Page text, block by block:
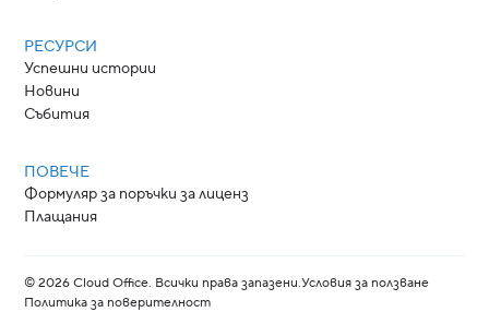
РЕСУРСИ
Успешни истории
Новини
Събития
ПОВЕЧЕ
Формуляр за поръчки за лиценз
Плащания
©2026 Cloud Office. Всички права запазени.Условия за ползване
Политика за поверителност